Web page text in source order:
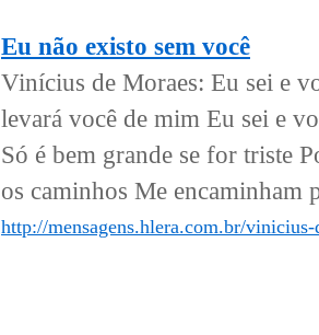
Eu não existo sem você
Vinícius de Moraes: Eu sei e
levará você de mim Eu sei e
Só é bem grande se for triste
os caminhos Me encaminham
http://mensagens.hlera.com.br/